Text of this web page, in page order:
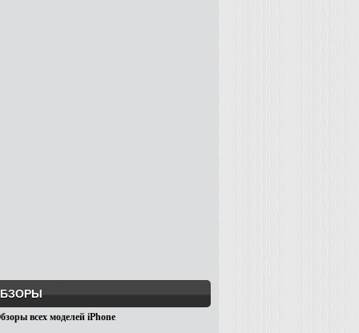
всех моделей iPhone